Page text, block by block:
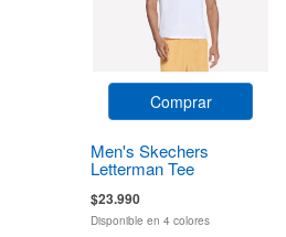
Comprar
Men's Skechers
Letterman Tee
$23.990
Disponible en 4 colores